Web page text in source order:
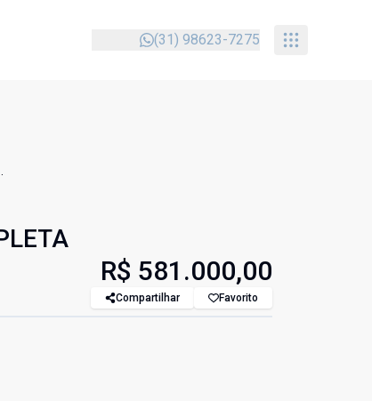
(31) 98623-7275
R$ 581.000,00
Compartilhar Favorito